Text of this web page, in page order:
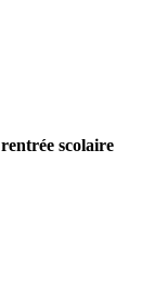
scolaire